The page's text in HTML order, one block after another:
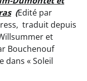
(Edité par
traduit depuis
et
Bouchenouf
dans « Soleil